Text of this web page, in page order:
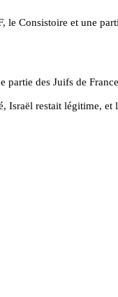
Consistoire et une
partie des Juifs de
restait légitime, et